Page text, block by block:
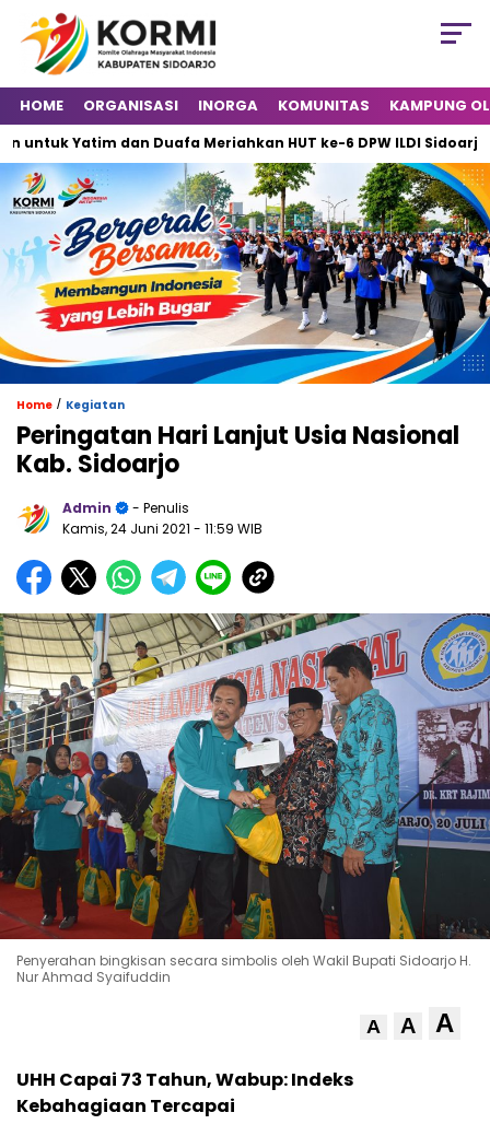
HOME ORGANISASI INORGA KOMUNITAS KAMPUNG
Yatim dan Duafa Meriahkan HUT ke-6 DPW ILDI Sidoarjo
Home / Kegiatan
Peringatan Hari Lanjut Usia Nasional
Kab. Sidoarjo
Admin
- Penulis
Kamis, 24 Juni 2021 - 11:59 WIB
Penyerahan bingkisan secara simbolis oleh Wakil Bupati Sidoarjo H.
Nur Ahmad Syaifuddin
A A A
UHH Capai 73 Tahun, Wabup: Indeks
Kebahagiaan Tercapai